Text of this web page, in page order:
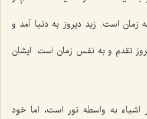
زمان است. زید دیروز به دنیا آمد و
تقدم و به نفس زمان است. ایشان
به واسطه نور است، اما خود